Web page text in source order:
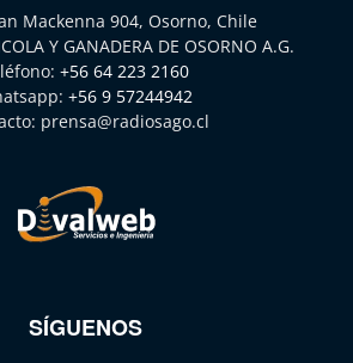
Mackenna 904, Osorno, Chile
Y GANADERA DE OSORNO A.G.
+56 64 223 2160
+56 9 57244942
prensa@radiosago.cl
SÍGUENOS